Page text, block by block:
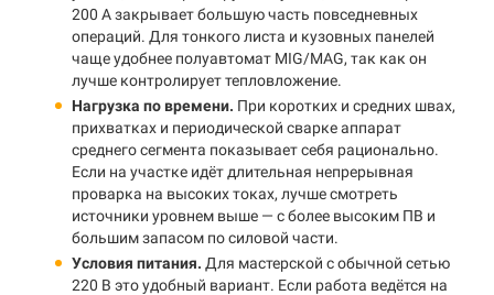
200 А закрывает большую часть повседневных
операций. Для тонкого листа и кузовных панелей
чаще удобнее полуавтомат MIG/MAG, так как он
лучше контролирует тепловложение.
Нагрузка по времени. При коротких и средних швах,
прихватках и периодической сварке аппарат
среднего сегмента показывает себя рационально.
Если на участке идёт длительная непрерывная
проварка на высоких токах, лучше смотреть
источники уровнем выше — с более высоким ПВ и
большим запасом по силовой части.
Условия питания. Для мастерской с обычной сетью
220 В это удобный вариант. Если работа ведётся на